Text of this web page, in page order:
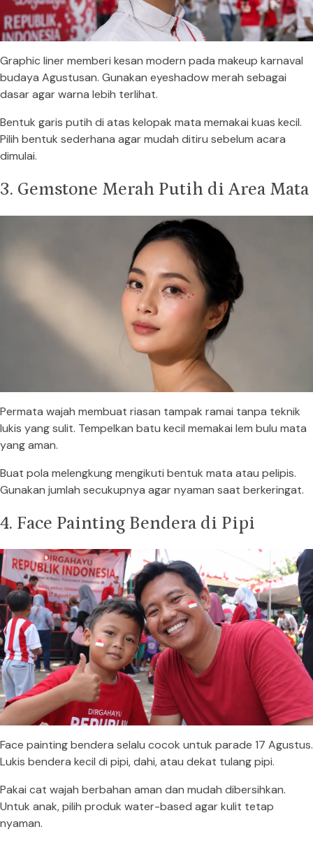
Graphic liner memberi kesan modern pada makeup karnaval
budaya Agustusan. Gunakan eyeshadow merah sebagai
dasar agar warna lebih terlihat.
Bentuk garis putih di atas kelopak mata memakai kuas kecil.
Pilih bentuk sederhana agar mudah ditiru sebelum acara
dimulai.
3. Gemstone Merah Putih di Area Mata
Permata wajah membuat riasan tampak ramai tanpa teknik
lukis yang sulit. Tempelkan batu kecil memakai lem bulu mata
yang aman.
Buat pola melengkung mengikuti bentuk mata atau pelipis.
Gunakan jumlah secukupnya agar nyaman saat berkeringat.
4. Face Painting Bendera di Pipi
Face painting bendera selalu cocok untuk parade 17 Agustus.
Lukis bendera kecil di pipi, dahi, atau dekat tulang pipi.
Pakai cat wajah berbahan aman dan mudah dibersihkan.
Untuk anak, pilih produk water-based agar kulit tetap
nyaman.